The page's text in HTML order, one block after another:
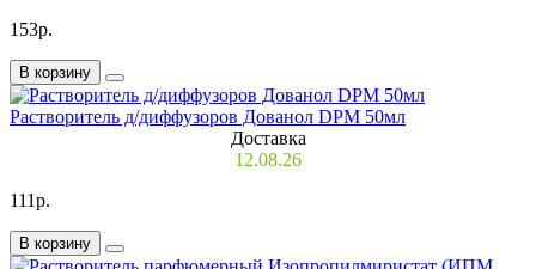
153р.
В корзину
Растворитель д/диффузоров Дованол DPM 50мл
Доставка
12.08.26
111р.
В корзину